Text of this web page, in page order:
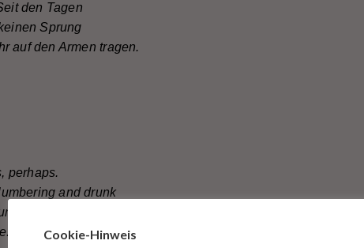
den Tagen
Sprung
auf den Armen tragen.
perhaps.
and drunk
Night in Manhattan.
Cookie-Hinweis